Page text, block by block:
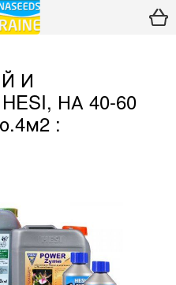
И
НА 40-60
: